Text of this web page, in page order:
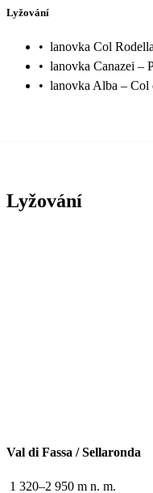
Lyžování
• lanovka Col
• lanovka Canazei –
• lanovka Alba – Col
Lyžování
Val di Fassa / Sellaronda
1 320–2 950 m n. m.